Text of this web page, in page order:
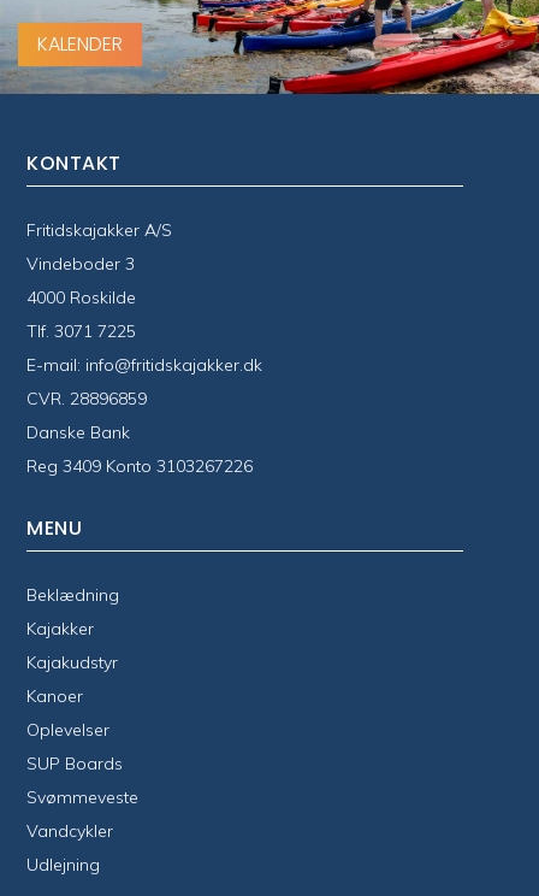
KALENDER
KONTAKT
Fritidskajakker A/S
Vindeboder 3
4000 Roskilde
Tlf.3071 7225
E-mail: info@fritidskajakker.dk
CVR. 28896859
Danske Bank
Reg 3409 Konto 3103267226
MENU
Beklædning
Kajakker
Kajakudstyr
Kanoer
Oplevelser
SUP Boards
Svømmeveste
Vandcykler
Udlejning